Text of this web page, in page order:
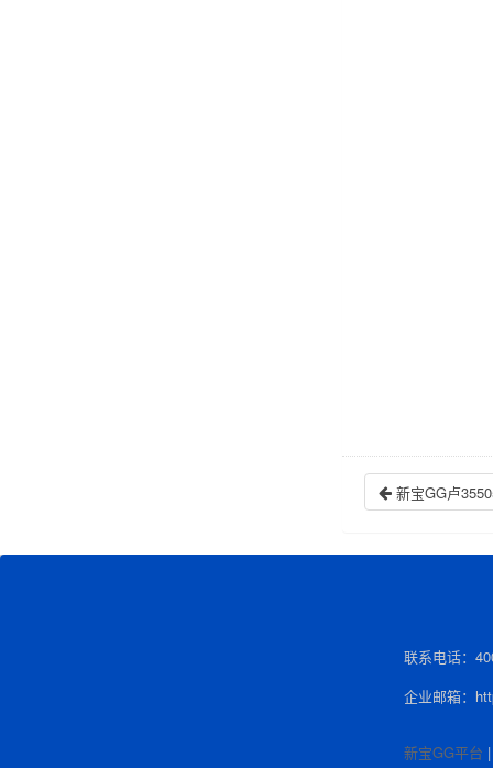
新宝GG卢
联系电话：
企业邮箱：
新宝GG平台